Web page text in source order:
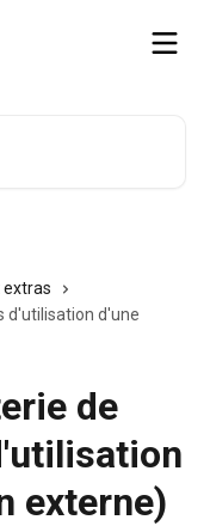
extras
d'utilisation d'une
de
externe)